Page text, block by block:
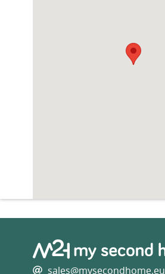
sales@mysecondhome.eu